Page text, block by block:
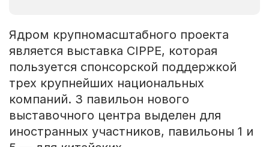
Ядром крупномасштабного проекта
является выставка CIPPE, которая
пользуется спонсорской поддержкой
трех крупнейших национальных
компаний. 3 павильон нового
выставочного центра выделен для
иностранных участников, павильоны 1 и